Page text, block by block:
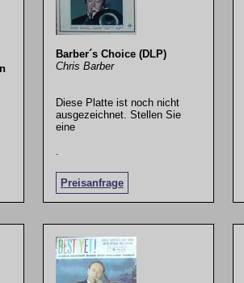
Barber´s Choice (DLP)
Chris Barber
Diese Platte ist noch nicht
ausgezeichnet. Stellen Sie
eine
Preisanfrage